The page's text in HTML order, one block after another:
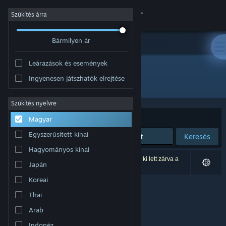
Bejelentkezés
Névjegy
Támogatás
Nyelvváltás
A Steam mobilalkalmazás beszerzése
Asztali weboldalra váltás
Szűkítés árra
Bármilyen ár
Leárazások és események
Ingyenesen játszhatók elrejtése
Szűkítés nyelvre
Magyar
Egyszerűsített kínai
Hagyományos kínai
Japán
Koreai
Thai
Arab
Fejlesztő: Falling Squirrel
Rendezés Relevancia
Keresés
0 eredmény felel meg a keresésednek. 1 termék ki lett zárva a
beállításaid alapján.